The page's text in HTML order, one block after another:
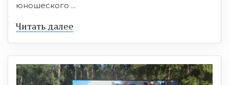
юношеского ...
Читать далее